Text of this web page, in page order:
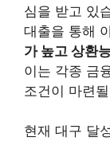
심을 받고 있
대출을 통해
가 높고 상환
이는 각종 금
조건이 마련
현재 대구 달